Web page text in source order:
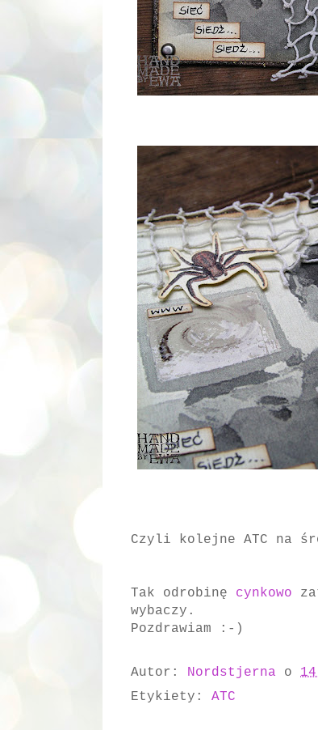
Czyli kolejne ATC na
Tak odrobinę cynkowo
wybaczy.
Pozdrawiam :-)
Autor: Nordstjerna o
Etykiety: ATC